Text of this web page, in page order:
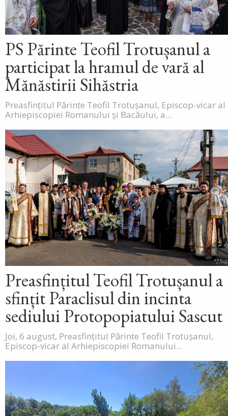
PS Părinte Teofil Trotușanul a
participat la hramul de vară al
Mănăstirii Sihăstria
Preasfințitul Părinte Teofil Trotușanul, Episcop-vicar al
Arhiepiscopiei Romanului și Bacăului, a...
Preasfințitul Teofil Trotușanul a
sfințit Paraclisul din incinta
sediului Protopopiatului Sascut
Joi, 6 august, Preasfințitul Părinte Teofil Trotușanul,
Episcop-vicar al Arhiepiscopiei Romanului...